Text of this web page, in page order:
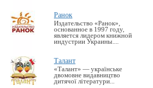
Ранок
Издательство «Ранок»,
основанное в 1997 году,
является лидером книжной
индустрии Украины....
Талант
«Талант» — українське
двомовне видавництво
дитячої літератури...